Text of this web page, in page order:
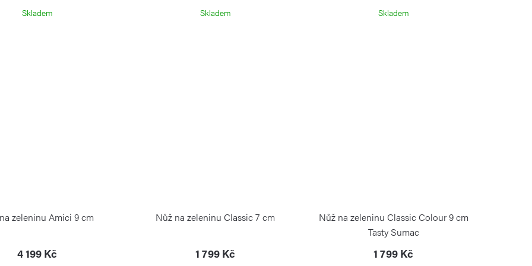
Skladem Skladem Skladem
zeleninu Amici 9 cm
4 199 Kč
Nůž na zeleninu Classic 7 cm
1 799 Kč
Nůž na zeleninu Classic Colour 9 cm
Tasty Sumac
1 799 Kč